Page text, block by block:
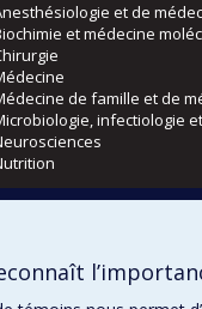
et de
et médecine
de famille et de
infectiologie
et audiologie